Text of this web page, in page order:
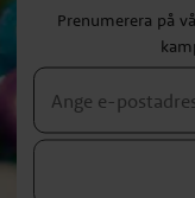
Prenumerera på